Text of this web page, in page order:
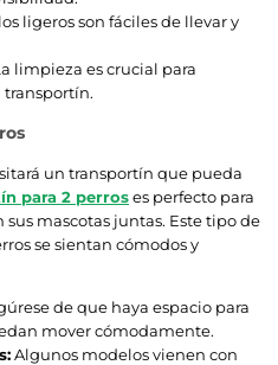
ligeros son fáciles de llevar y
limpieza es crucial para
un transportín que pueda
para 2 perroses perfecto para
mascotas juntas. Este tipo de
se sientan cómodos y
de que haya espacio para
mover cómodamente.
Algunos modelos vienen con